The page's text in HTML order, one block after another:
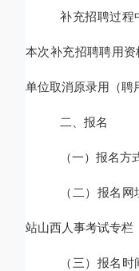
补充招聘过程
本次补充招聘聘用资
单位取消原录用（聘
二、报名
（一）报名方
（二）报名
站山西人事考试专栏
（三）报名时